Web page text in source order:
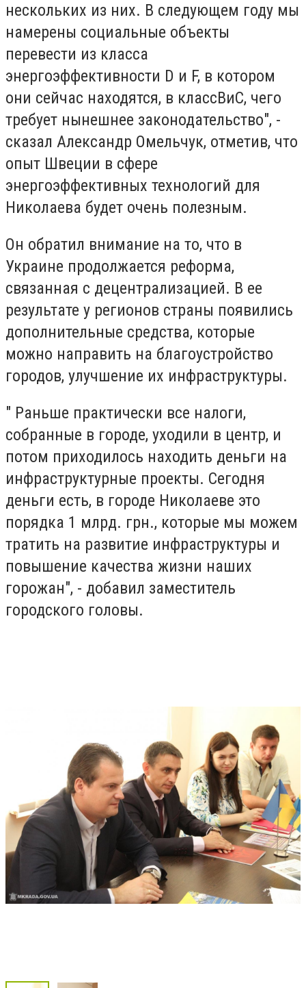
нескольких из них. В следующем году мы
намерены социальные объекты
перевести из класса
энергоэффективности D и F, в котором
они сейчас находятся, в классBиC, чего
требует нынешнее законодательство", -
сказал Александр Омельчук, отметив, что
опыт Швеции в сфере
энергоэффективных технологий для
Николаева будет очень полезным.
Он обратил внимание на то, что в
Украине продолжается реформа,
связанная с децентрализацией. В ее
результате у регионов страны появились
дополнительные средства, которые
можно направить на благоустройство
городов, улучшение их инфраструктуры.
" Раньше практически все налоги,
собранные в городе, уходили в центр, и
потом приходилось находить деньги на
инфраструктурные проекты. Сегодня
деньги есть, в городе Николаеве это
порядка 1 млрд. грн., которые мы можем
тратить на развитие инфраструктуры и
повышение качества жизни наших
горожан", - добавил заместитель
городского головы.